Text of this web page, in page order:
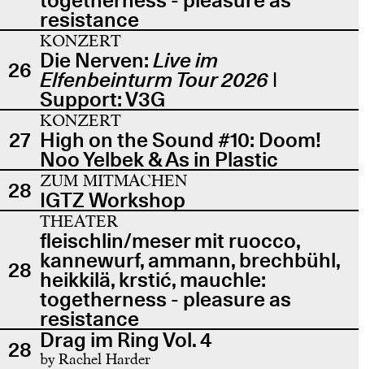
resistance
26
KONZERT
Die Nerven:Live im
Elfenbeinturm Tour 2026 |
Support: V3G
27
KONZERT
High on the Sound #10: Doom!
Noo Yelbek & As in Plastic
28 ZUM MITMACHEN
IGTZ Workshop
28
THEATER
fleischlin/meser mit ruocco,
kannewurf, ammann, brechbühl,
heikkilä, krstić, mauchle:
togetherness - pleasure as
resistance
28 Drag im Ring Vol. 4
by Rachel Harder